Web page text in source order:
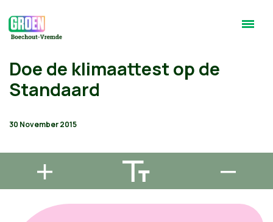
Doe de klimaattest op de
Standaard
30 November 2015